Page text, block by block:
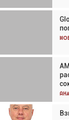
за
В